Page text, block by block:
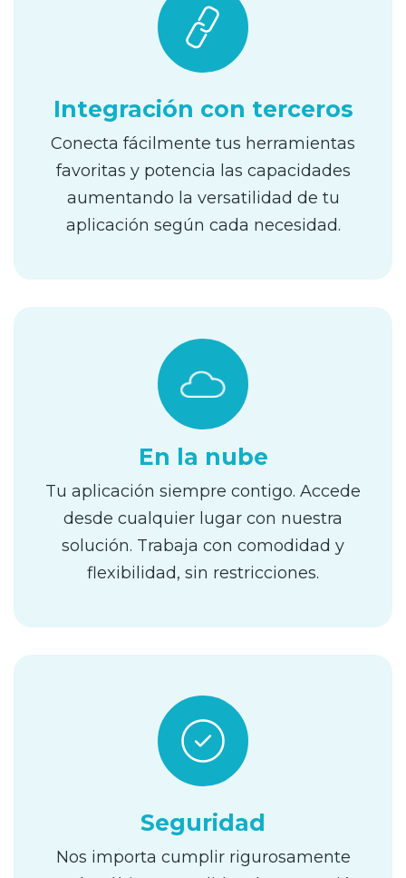
Integración con terceros
Conecta fácilmente tus herramientas
favoritas y potencia las capacidades
aumentando la versatilidad de tu
aplicación según cada necesidad.
En la nube
Tu aplicación siempre contigo. Accede
desde cualquier lugar con nuestra
solución. Trabaja con comodidad y
flexibilidad, sin restricciones.
Seguridad
Nos importa cumplir rigurosamente